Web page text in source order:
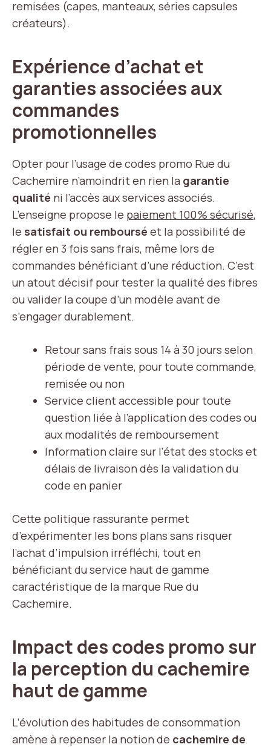
remisées (capes, manteaux, séries capsules
créateurs).
Expérience d’achat et
garanties associées aux
commandes
promotionnelles
Opter pour l’usage de codes promo Rue du
Cachemire n’amoindrit en rien la garantie
qualité ni l’accès aux services associés.
L’enseigne propose le paiement 100 % sécurisé,
le satisfait ou remboursé et la possibilité de
régler en 3 fois sans frais, même lors de
commandes bénéficiant d’une réduction. C’est
un atout décisif pour tester la qualité des fibres
ou valider la coupe d’un modèle avant de
s’engager durablement.
Retour sans frais sous 14 à 30 jours selon
période de vente, pour toute commande,
remisée ou non
Service client accessible pour toute
question liée à l’application des codes ou
aux modalités de remboursement
Information claire sur l’état des stocks et
délais de livraison dès la validation du
code en panier
Cette politique rassurante permet
d’expérimenter les bons plans sans risquer
l’achat d’impulsion irréfléchi, tout en
bénéficiant du service haut de gamme
caractéristique de la marque Rue du
Cachemire.
Impact des codes promo sur
la perception du cachemire
haut de gamme
L’évolution des habitudes de consommation
amène à repenser la notion de cachemire de